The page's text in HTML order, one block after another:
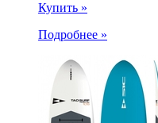
Купить »
Подробнее »